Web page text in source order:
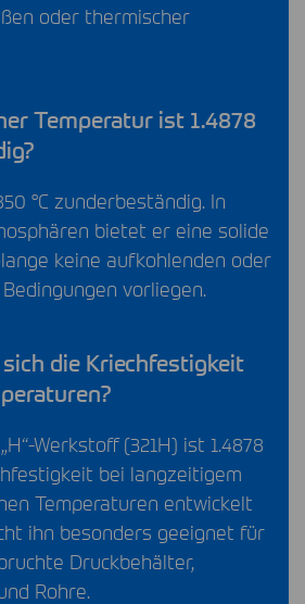
oder thermischer
Temperatur ist 1.4878
°C zunderbeständig. In
bietet er eine solide
keine aufkohlenden oder
vorliegen.
die Kriechfestigkeit
Werkstoff (321H) ist 1.4878
bei langzeitigem
Temperaturen entwickelt
ihn besonders geeignet für
Druckbehälter,
Rohre.